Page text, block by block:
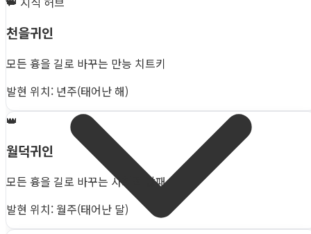
천을귀인
모든 흉을 길로 바꾸는 만능 치트키
발현 위치: 년주(태어난 해)
👑
월덕귀인
모든 흉을 길로 바꾸는 사회적 방패
발현 위치: 월주(태어난 달)